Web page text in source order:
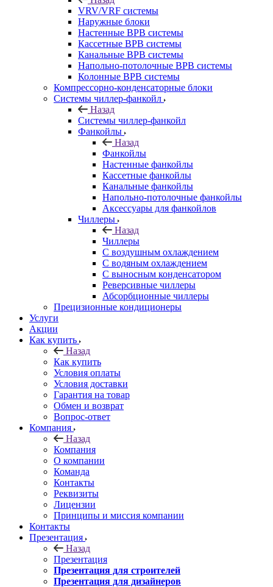
VRV/VRF системы
Наружные блоки
Настенные ВРВ системы
Кассетные ВРВ системы
Канальные ВРВ системы
Напольно-потолочные ВРВ системы
Колонные ВРВ системы
Компрессорно-конденсаторные блоки
Системы чиллер-фанкойл
Назад
Системы чиллер-фанкойл
Фанкойлы
Назад
Фанкойлы
Настенные фанкойлы
Кассетные фанкойлы
Канальные фанкойлы
Напольно-потолочные фанкойлы
Аксессуары для фанкойлов
Чиллеры
Назад
Чиллеры
С воздушным охлаждением
С водяным охлаждением
С выносным конденсатором
Реверсивные чиллеры
Абсорбционные чиллеры
Прецизионные кондиционеры
Услуги
Акции
Как купить
Назад
Как купить
Условия оплаты
Условия доставки
Гарантия на товар
Обмен и возврат
Вопрос-ответ
Компания
Назад
Компания
О компании
Команда
Контакты
Реквизиты
Лицензии
Принципы и миссия компании
Контакты
Презентация
Назад
Презентация
Презентация для строителей
Презентация для дизайнеров